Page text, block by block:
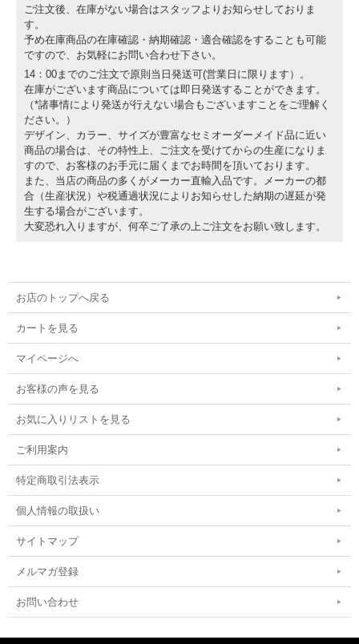
ご注文後、在庫がない場合はスタッフよりお知らせしておりま
す。
予め在庫商品の在庫確認・納期確認・適合確認をすることも可能
ですので、お気軽にお問い合わせ下さい。
14：00までのご注文で原則当日発送可(営業日に限ります）。
在庫がございます商品については即日発送することができます。
（*諸事情により発送が行えない場合もございますことをご理解く
ださい。）
デザイン、カラー、サイズが豊富なセミオーダーメイド品に近い
商品の場合は、その特性上、ご注文を受けてからの生産になりま
すので、お客様のお手元に届くまでお時間を頂いております。
また、当店の商品の多くがメーカー直輸入品です。メーカーの都
合（生産状況）や税通過状況によりお知らせした納期の遅延が発
生する場合がございます。
大変恐れ入りますが、何卒ご了承の上ご注文をお願い致します。
お店のトップへ戻る
カートを見る
マイページへ
お客様の声を見る
お気に入りリストを見る
ご利用案内
特定商取引法表示
個人情報の取扱い
サイトマップ
メルマガ登録
お問い合わせ